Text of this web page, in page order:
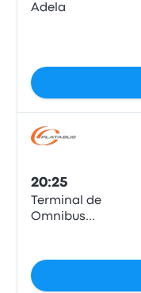
Adela
20:25
Terminal de
Omnibus